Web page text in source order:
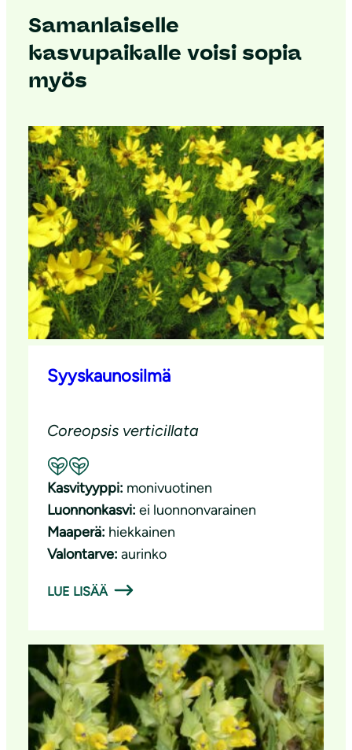
Samanlaiselle
kasvupaikalle voisi sopia
myös
Syyskaunosilmä
Coreopsis verticillata
Suositeltavuus: Hyvä pölyttäjäkasvi
Kasvityyppi: monivuotinen
Luonnonkasvi: ei luonnonvarainen
Maaperä: hiekkainen
Valontarve: aurinko
LUE LISÄÄ